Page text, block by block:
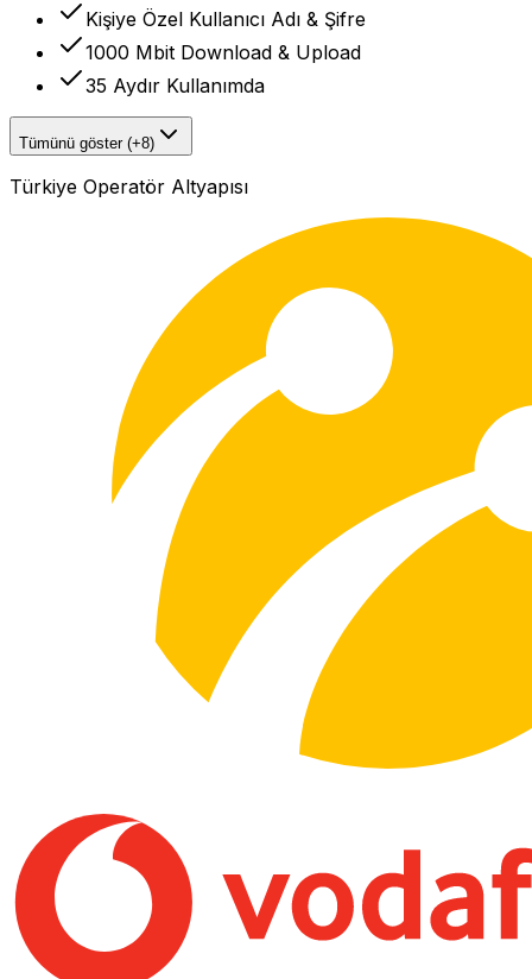
Kişiye Özel Kullanıcı Adı & Şifre
1000 Mbit Download & Upload
35 Aydır Kullanımda
Tümünü göster (+8)
Türkiye Operatör Altyapısı